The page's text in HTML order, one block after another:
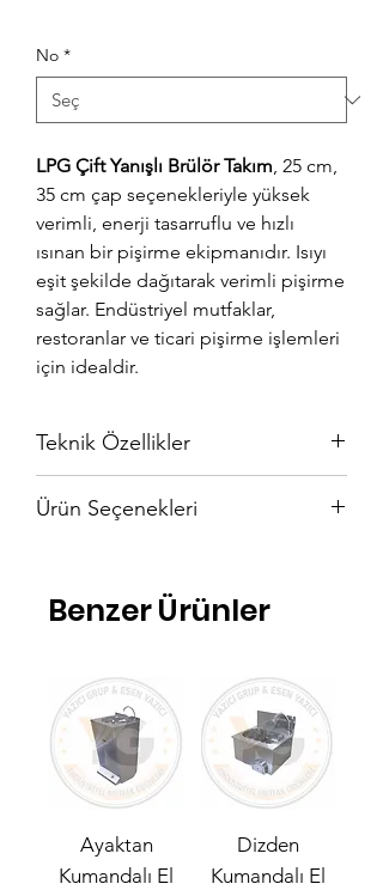
No *
LPG Çift Yanışlı Brülör Takım, 25 cm,
35 cm çap seçenekleriyle yüksek
verimli, enerji tasarruflu ve hızlı
ısınan bir pişirme ekipmanıdır. Isıyı
eşit şekilde dağıtarak verimli pişirme
sağlar. Endüstriyel mutfaklar,
restoranlar ve ticari pişirme işlemleri
için idealdir.
Teknik Özellikler
No Çap
6 35 cm
Ürün Seçenekleri
Benzer Ürünler
Ayaktan
Kumandalı El
Dizden
Kumandalı El